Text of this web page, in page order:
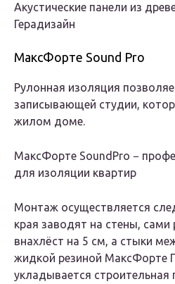
Акустические панели из
Герадизайн
МаксФорте Sound Pro
Рулонная изоляция
записывающей студии,
жилом доме.
МаксФорте SoundPro −
для изоляции квартир
Монтаж осуществляется
края заводят на стены,
внахлёст на 5 см, а стыки
жидкой резиной МаксФорте
укладывается строительная